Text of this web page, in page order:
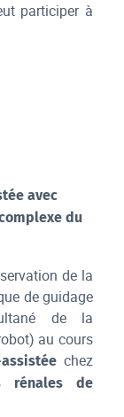
participer à
avec
du
de la
de guidage
de la
au cours
chez
rénales de